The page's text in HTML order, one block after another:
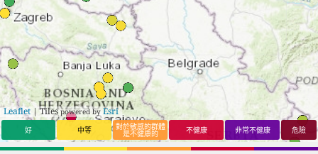
23 46 Budapest XXII.
kerület
24 45 Százhalombatta
25 44 Vecsés
26 44
Dunaharaszti
27 42 Budapest III.
kerület
28 35 Hatvan
29 35 Paks
20
Nagykanizsa
21
Fót
25 22 Hajdúszoboszló
26 22 Dunakeszi
23
Budapest XIX.
kerület
28 23 Budapest VIII.
kerület
29 24
Leaflet | Tilespowered by Esri
好 中等 對於敏感的群體
是不健康的 不健康 非常不健康 危險